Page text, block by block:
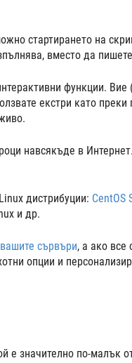
стартирането на
вместо да
функции. Вие
екстри като преки
навсякъде в
дистрибуции: CentOS
и др.
сървъри, а ако
опции и
е значително по-малък